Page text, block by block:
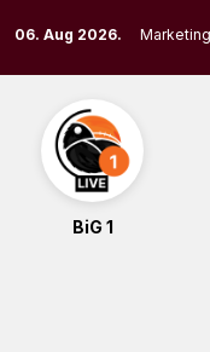
to
content
06. Aug 2026.
BiG 1